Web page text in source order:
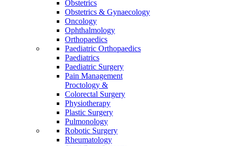
Obstetrics
Obstetrics & Gynaecology
Oncology
Ophthalmology
Orthopaedics
Paediatric Orthopaedics
Paediatrics
Paediatric Surgery
Pain Management
Proctology &
Colorectal Surgery
Physiotherapy
Plastic Surgery
Pulmonology
Robotic Surgery
Rheumatology